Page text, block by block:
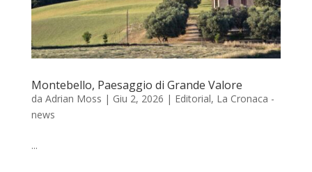
Montebello, Paesaggio di Grande Valore
da Adrian Moss | Giu 2, 2026 | Editorial, La Cronaca -
news
...